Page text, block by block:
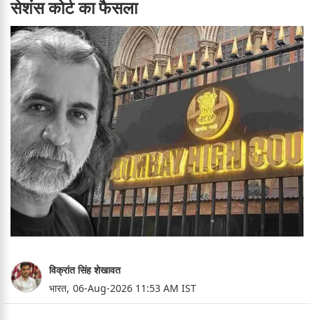
सेशंस कोर्ट का फैसला
विक्रांत सिंह शेखावत
भारत, 06-Aug-2026 11:53 AM IST